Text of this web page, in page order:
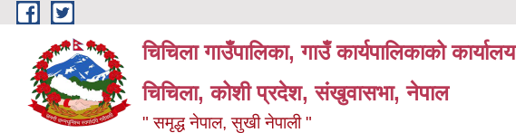
Skip to main content
चिचिला गाउँपालिका, गाउँ कार्यपालिकाको कार्यालय
चिचिला, कोशी प्रदेश, संखुवासभा, नेपाल
" समृद्ध नेपाल, सुखी नेपाली "